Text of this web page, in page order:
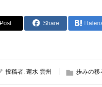
Post Share
投稿者: 蓮水 雲州 歩みの移